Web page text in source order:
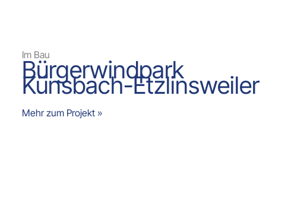
Im Bau
Bürgerwindpark
Künsbach-Etzlinsweiler
Mehr zum Projekt »